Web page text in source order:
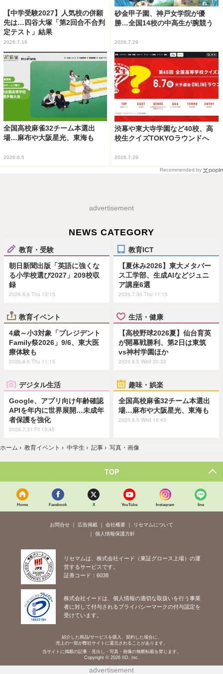
【中学受験2027】人気校の併願
先は…四谷大塚「第2回合不合判
定テスト」結果
2026.7.16
砂金甲子園、神戸女学院が優
勝…全国14校の中高生が腕競う
2026.7.29
全国高校麻雀32チーム本選出
場…麻布や大阪星光、東海も
2026.8.5
渋幕や東大寺学園など40校、高
校生クイズTOKYOラウンドへ
2026.7.29
Recommended by
advertisement
NEWS CATEGORY
教育・受験
朝日新聞出版「英語に強くな
る小学校選び2027」209校収
録
2026.8.6 Thu 13:15
教育ICT
【夏休み2026】東大メタバー
ス工学部、生成AIなどジュニ
ア講座6選
2026.7.30 Thu 11:15
教育イベント
4歳～小3対象「プレジデント
Family祭2026」9/6、東大医
療体験も
2026.8.6 Thu 11:15
生活・健康
【高校野球2026夏】仙台育英
が開幕戦勝利、第2日は東筑
vs神村学園ほか
2026.8.5 Wed 20:32
デジタル生活
Google、アプリ向け年齢確認
APIを年内に世界展開…未成年
者保護を強化
2026.7.31 Fri 13:45
趣味・娯楽
全国高校麻雀32チーム本選出
場…麻布や大阪星光、東海も
2026.8.5 Wed 19:45
ホーム › 教育イベント › 中学生 › 記事 › 写真・画像
TOP
Home Facebook X YouTube Instagram line
お問合せ 広告掲載 会社概要
リセマムについて
個人情報保護方針
リセマムは、株式会社イード（東証グロース上場）の運
営するサービスです。
証券コード：6038
株式会社イードは、個人情報の適切な取扱いを行う事業
者に対して付与されるプライバシーマークの付与認定を
受けています。
紹介した商品/サービスを購入、契約した場合に、
売上の一部が弊社サイトに還元されることがあります。
当サイトに掲載の記事・見出し・写真・画像の無断転載を禁じます。
Copyright © 2026 IID, Inc.
advertisement